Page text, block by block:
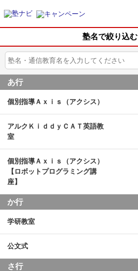
塾名で絞り込む
あ行
個別指導Ａｘｉｓ（アクシス）
アルクＫｉｄｄｙＣＡＴ英語教
室
個別指導Ａｘｉｓ（アクシス）
【ロボットプログラミング講
座】
か行
学研教室
公文式
さ行